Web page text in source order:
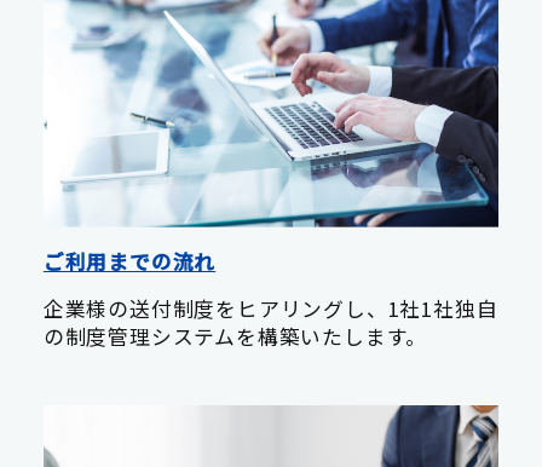
ご利用までの流れ
企業様の送付制度をヒアリングし、1社1社独自
の制度管理システムを構築いたします。